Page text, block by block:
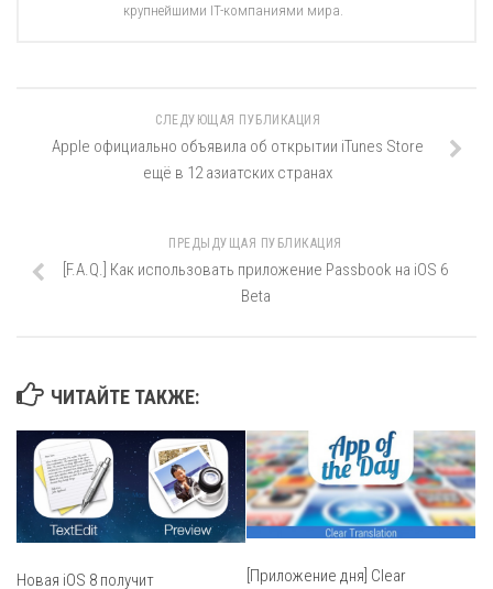
крупнейшими IT-компаниями мира.
СЛЕДУЮЩАЯ ПУБЛИКАЦИЯ
Apple официально объявила об открытии iTunes Store
ещё в 12 азиатских странах
ПРЕДЫДУЩАЯ ПУБЛИКАЦИЯ
[F.A.Q.] Как использовать приложение Passbook на iOS 6
Beta
ЧИТАЙТЕ ТАКЖЕ:
Новая iOS 8 получит [Приложение дня] Clear